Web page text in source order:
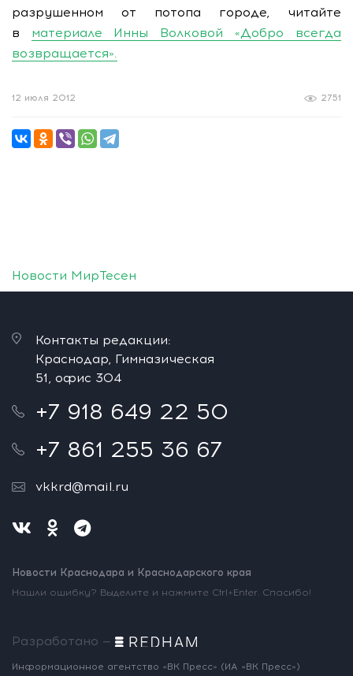
разрушенном от потопа городе, читайте
в материале Инны Волковой «Добро всегда
возвращается».
2751
12 июля 2012
Новости МирТесен
Контакты редакции:
Краснодар, Гимназическая
51, офис 304
+7 918 649 22 50
+7 861 255 36 67
vkkrd@mail.ru
Новости Краснодара и Краснодарского края
Нашли ошибку? Выделите и нажмите Ctrl+Enter. Спасибо!
Разработано —
Информационное агентство «ВК Пресс» (ИА «ВК Пресс»)